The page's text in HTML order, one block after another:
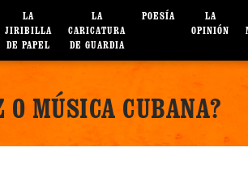
LA
JIRIBILLA
DE PAPEL
LA
CARICATURA
DE GUARDIA
POESÍA
LA
OPINIÓN
MÚSICA CUBANA?